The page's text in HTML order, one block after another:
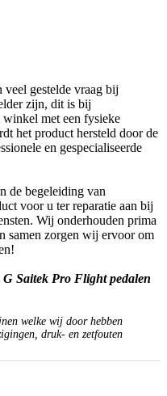
veel gestelde vraag bij
zijn, dit is bij
met een fysieke
het product hersteld door de
en gespecialiseerde
de begeleiding van
voor u ter reparatie aan bij
Wij onderhouden prima
samen zorgen wij ervoor om
G Saitek Pro Flight pedalen
welke wij door hebben
druk- en zetfouten